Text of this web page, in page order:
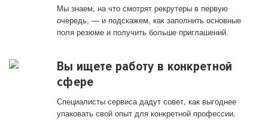
Мы знаем, на что смотрят рекрутеры в первую
очередь, — и подскажем, как заполнить основные
поля резюме и получить больше приглашений.
Вы ищете работу в конкретной
сфере
Специалисты сервиса дадут совет, как выгоднее
упаковать свой опыт для конкретной профессии.